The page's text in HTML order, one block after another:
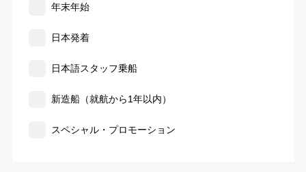
年末年始
日本発着
日本語スタッフ乗船
新造船（就航から1年以内）
スペシャル・プロモーション